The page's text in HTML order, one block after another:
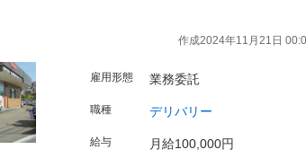
作成2024年11月21日
雇用形態 業務委託
職種 デリバリー
給与 月給100,000円